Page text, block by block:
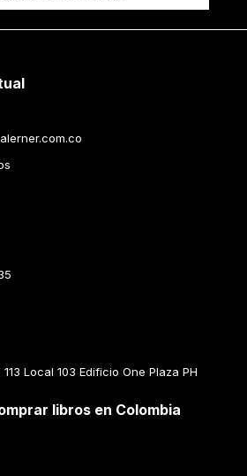
Local 103 Edificio One Plaza PH
libros en Colombia